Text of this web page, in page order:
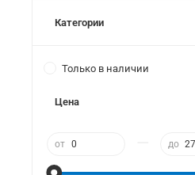
Категории
Только в наличии
Цена
от до